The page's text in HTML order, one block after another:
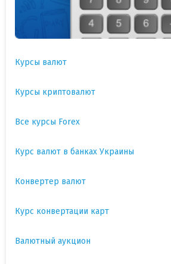
Курсы валют
Курсы криптовалют
Все курсы Forex
Курс валют в банках Украины
Конвертер валют
Курс конвертации карт
Валютный аукцион